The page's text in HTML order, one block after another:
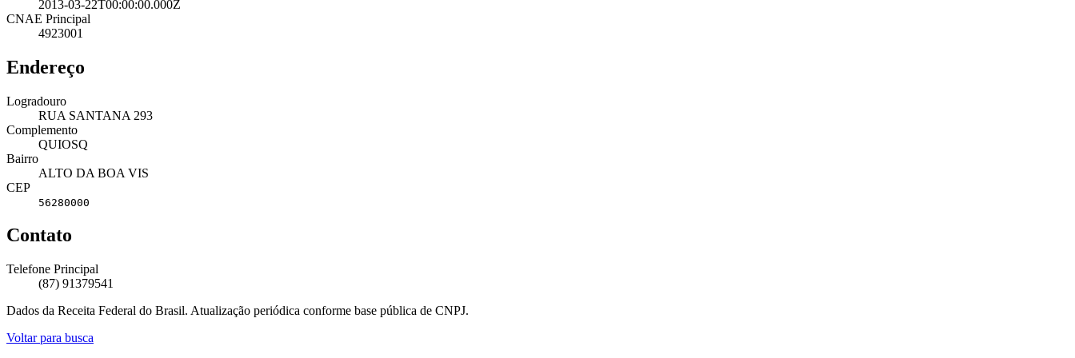
2013-03-22T00:00:00.000Z
CNAE Principal
4923001
Endereço
Logradouro
RUA SANTANA 293
Complemento
QUIOSQ
Bairro
ALTO DA BOA VIS
CEP
56280000
Contato
Telefone Principal
(87) 91379541
Dados da Receita Federal do Brasil. Atualização periódica conforme base pública de CNPJ.
Voltar para busca